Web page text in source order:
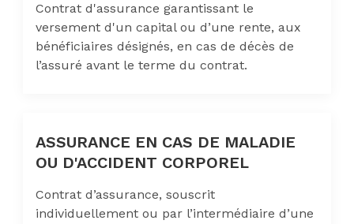
Contrat d'assurance garantissant le
versement d'un capital ou d’une rente, aux
bénéficiaires désignés, en cas de décès de
l’assuré avant le terme du contrat.
ASSURANCE EN CAS DE MALADIE
OU D'ACCIDENT CORPOREL
Contrat d’assurance, souscrit
individuellement ou par l’intermédiaire d’une